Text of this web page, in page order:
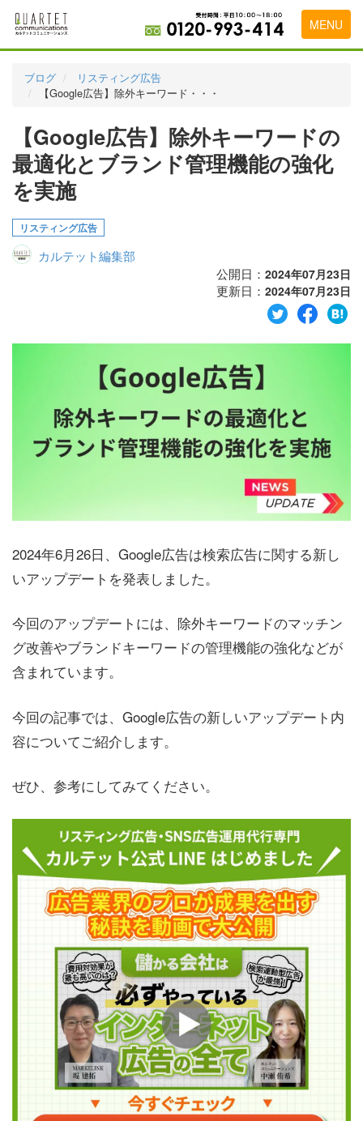
MENU
料金表
実績・お客様の声
初めて導入をお考えの方
代理店の乗り換えをお考えの方
広告代理店・HP制作会社様へ
お申し込みから運用開始までの流れ
ブログ
リスティング広告
【Google広告】除外キーワード・・・
【Google広告】除外キーワードの
最適化とブランド管理機能の強化
を実施
リスティング広告
カルテット編集部
公開日： 2024年07月23日
更新日： 2024年07月23日
2024年6月26日、Google広告は検索広告に関する新し
いアップデートを発表しました。
今回のアップデートには、除外キーワードのマッチン
グ改善やブランドキーワードの管理機能の強化などが
含まれています。
今回の記事では、Google広告の新しいアップデート内
容についてご紹介します。
ぜひ、参考にしてみてください。